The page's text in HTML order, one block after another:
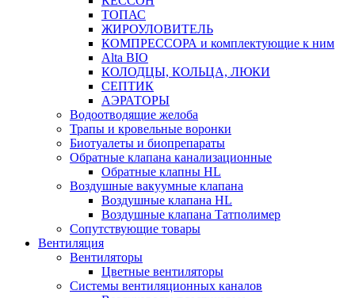
ТОПАС
ЖИРОУЛОВИТЕЛЬ
КОМПРЕССОРА и комплектующие к ним
Alta BIO
КОЛОДЦЫ, КОЛЬЦА, ЛЮКИ
СЕПТИК
АЭРАТОРЫ
Водоотводящие желоба
Трапы и кровельные воронки
Биотуалеты и биопрепараты
Обратные клапана канализационные
Обратные клапны HL
Воздушные вакуумные клапана
Воздушные клапана HL
Воздушные клапана Татполимер
Сопутствующие товары
Вентиляция
Вентиляторы
Цветные вентиляторы
Системы вентиляционных каналов